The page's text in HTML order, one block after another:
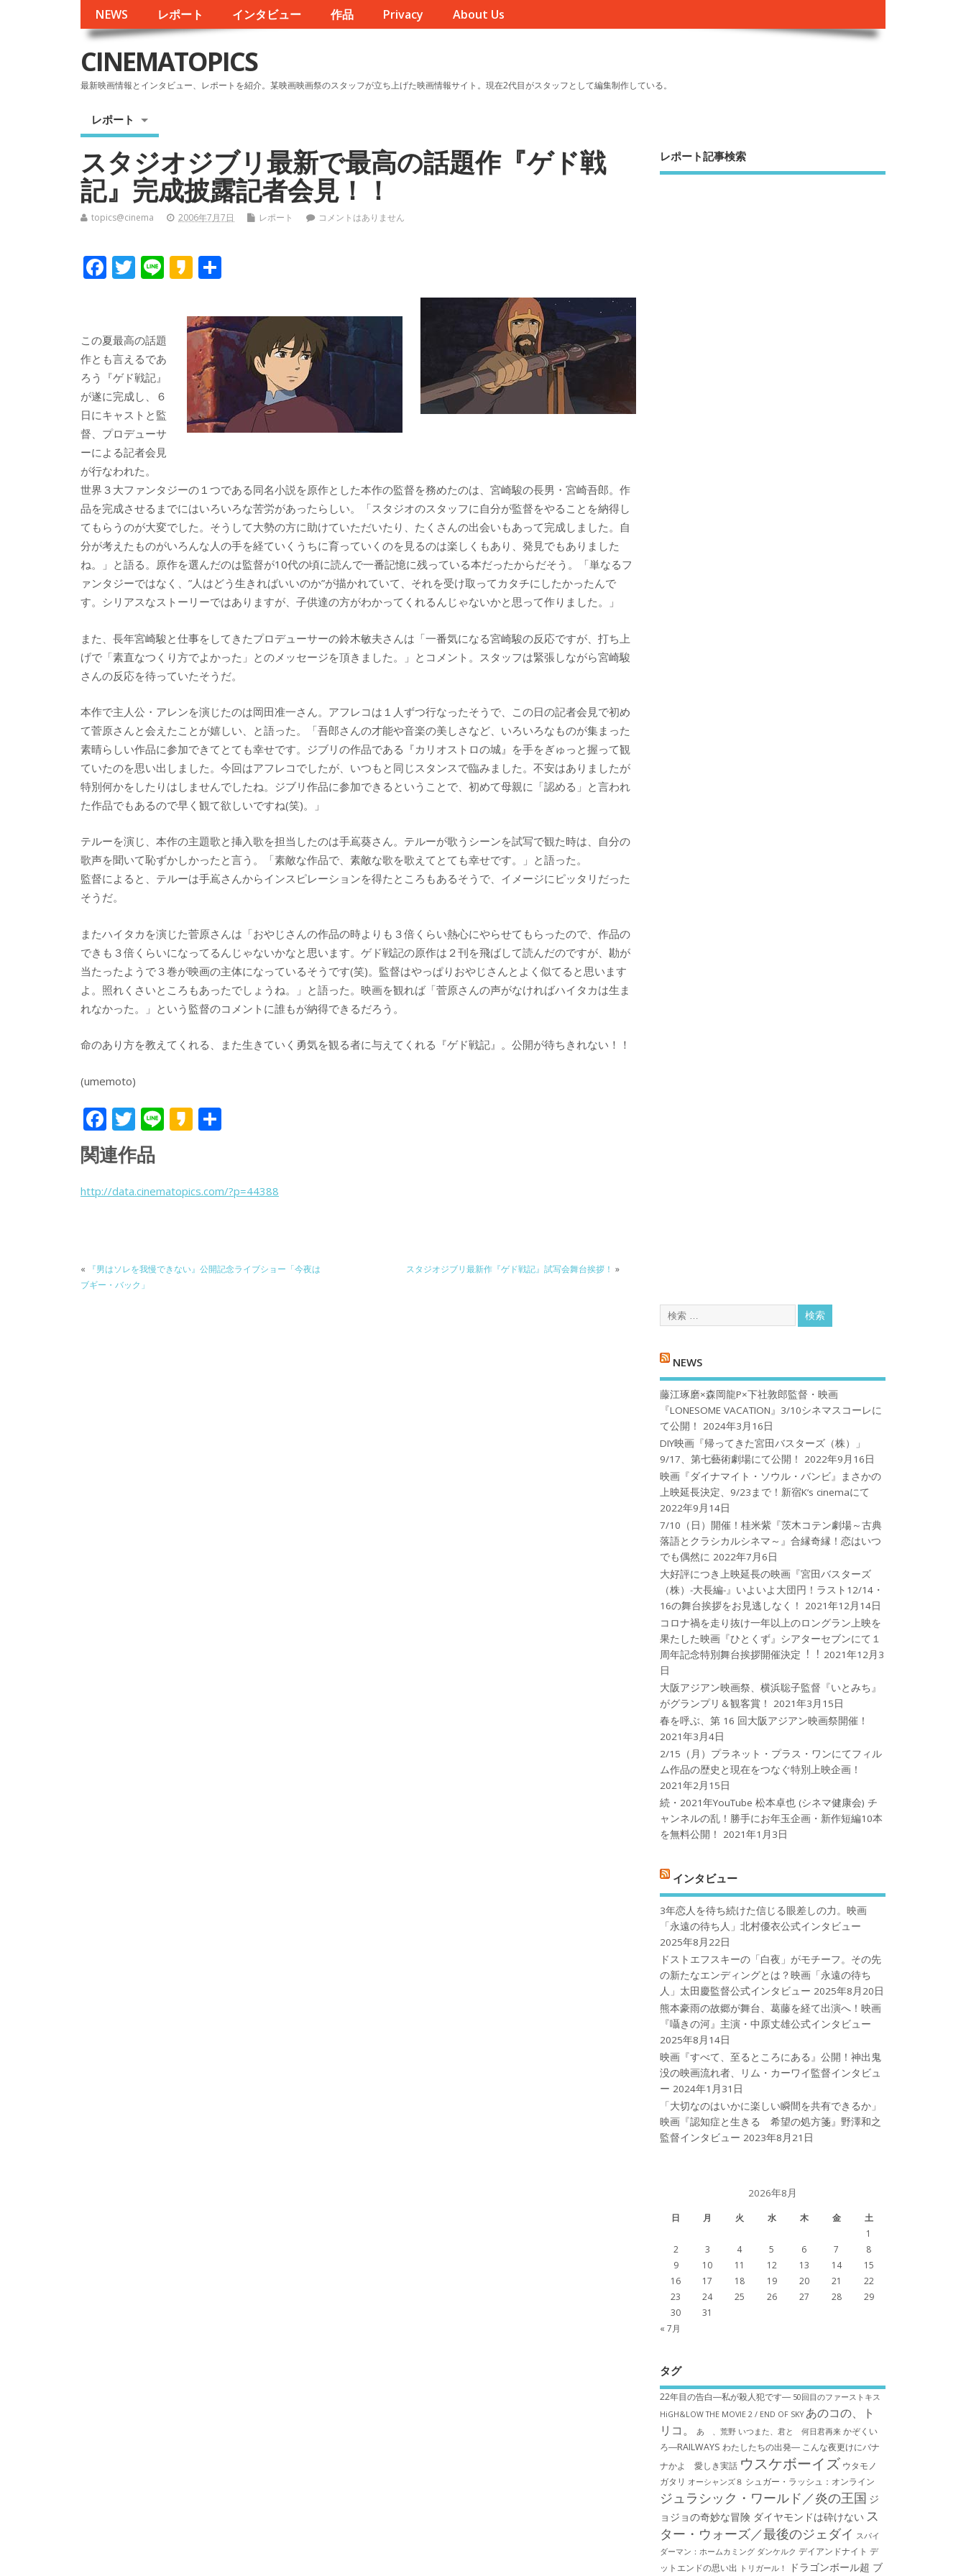
NEWS レポート インタビュー 作品 Privacy About Us
CINEMATOPICS
最新映画情報とインタビュー、レポートを紹介。某映画映画祭のスタッフが立ち上げた映画情報サイト。現在2代目がスタッフとして編集制作している。
レポート
スタジオジブリ最新で最高の話題作『ゲド戦
記』完成披露記者会見！！
topics@cinema 2006年7月7日 レポート コメントはありません
F
b
o
o
k
T
er
Li K
k
a
o
この夏最高の話題
作とも言えるであ
ろう『ゲド戦記』
が遂に完成し、６
日にキャストと監
督、プロデューサ
ーによる記者会見
が行なわれた。
世界３大ファンタジーの１つである同名小説を原作とした本作の監督を務めたのは、宮崎駿の長男・宮崎吾郎。作
品を完成させるまでにはいろいろな苦労があったらしい。「スタジオのスタッフに自分が監督をやることを納得し
てもらうのが大変でした。そうして大勢の方に助けていただいたり、たくさんの出会いもあって完成しました。自
分が考えたものがいろんな人の手を経ていくうちに育っていくのを見るのは楽しくもあり、発見でもありました
ね。」と語る。原作を選んだのは監督が10代の頃に読んで一番記憶に残っている本だったからだそう。「単なるフ
ァンタジーではなく、”人はどう生きればいいのか”が描かれていて、それを受け取ってカタチにしたかったんで
す。シリアスなストーリーではありますが、子供達の方がわかってくれるんじゃないかと思って作りました。」
また、長年宮崎駿と仕事をしてきたプロデューサーの鈴木敏夫さんは「一番気になる宮崎駿の反応ですが、打ち上
げで「素直なつくり方でよかった」とのメッセージを頂きました。」とコメント。スタッフは緊張しながら宮崎駿
さんの反応を待っていたそうだ。
本作で主人公・アレンを演じたのは岡田准一さん。アフレコは１人ずつ行なったそうで、この日の記者会見で初め
て菅原さんと会えたことが嬉しい、と語った。「吾郎さんの才能や音楽の美しさなど、いろいろなものが集まった
素晴らしい作品に参加できてとても幸せです。ジブリの作品である『カリオストロの城』を手をぎゅっと握って観
ていたのを思い出しました。今回はアフレコでしたが、いつもと同じスタンスで臨みました。不安はありましたが
特別何かをしたりはしませんでしたね。ジブリ作品に参加できるということで、初めて母親に「認める」と言われ
た作品でもあるので早く観て欲しいですね(笑)。」
テルーを演じ、本作の主題歌と挿入歌を担当したのは手嶌葵さん。テルーが歌うシーンを試写で観た時は、自分の
歌声を聞いて恥ずかしかったと言う。「素敵な作品で、素敵な歌を歌えてとても幸せです。」と語った。
監督によると、テルーは手嶌さんからインスピレーションを得たところもあるそうで、イメージにピッタリだった
そうだ。
またハイタカを演じた菅原さんは「おやじさんの作品の時よりも３倍くらい熱心にやらせてもらったので、作品の
できも３倍くらいになってるんじゃないかなと思います。ゲド戦記の原作は２刊を飛ばして読んだのですが、勘が
当たったようで３巻が映画の主体になっているそうです(笑)。監督はやっぱりおやじさんとよく似てると思います
よ。照れくさいところもあったでしょうね。」と語った。映画を観れば「菅原さんの声がなければハイタカは生ま
れなかった。」という監督のコメントに誰もが納得できるだろう。
命のあり方を教えてくれる、また生きていく勇気を観る者に与えてくれる『ゲド戦記』。公開が待ちきれない！！
(umemoto)
F
ac
e
b
T
w
itt
er
Li K
a
関連作品
http://data.cinematopics.com/?p=44388
«
『男はソレを我慢できない』公開記念ライブショー「今夜は
ブギー・バック」
スタジオジブリ最新作『ゲド戦記』試写会舞台挨拶！ »
レポート記事検索
NEWS
藤江琢磨×森岡龍P×下社敦郎監督・映画
『LONESOME VACATION』3/10シネマスコーレに
て公開！
2024年3月16日
DIY映画『帰ってきた宮田バスターズ（株）」
9/17、第七藝術劇場にて公開！
2022年9月16日
映画『ダイナマイト・ソウル・バンビ』まさかの
上映延長決定、9/23まで！新宿K’s cinemaにて
2022年9月14日
7/10（日）開催！桂米紫『茨木コテン劇場～古典
落語とクラシカルシネマ～』合縁奇縁！恋はいつ
でも偶然に 2022年7月6日
大好評につき上映延長の映画『宮田バスターズ
（株）-大長編-』いよいよ大団円！ラスト12/14・
16の舞台挨拶をお見逃しなく！
2021年12月14日
コロナ禍を⾛り抜け⼀年以上のロングラン上映を
果たした映画『ひとくず』シアターセブンにて１
周年記念特別舞台挨拶開催決定︕︕ 2021年12月3
日
大阪アジアン映画祭、横浜聡子監督『いとみち』
がグランプリ＆観客賞！
2021年3月15日
春を呼ぶ、第 16 回大阪アジアン映画祭開催！
2021年3月4日
2/15（月）プラネット・プラス・ワンにてフィル
ム作品の歴史と現在をつなぐ特別上映企画！
2021年2月15日
続・2021年YouTube 松本卓也 (シネマ健康会) チ
ャンネルの乱！勝手にお年玉企画・新作短編10本
を無料公開！
2021年1月3日
インタビュー
3年恋人を待ち続けた信じる眼差しの力。映画
「永遠の待ち人」北村優衣公式インタビュー
2025年8月22日
ドストエフスキーの「白夜」がモチーフ。その先
の新たなエンディングとは？映画「永遠の待ち
人」太田慶監督公式インタビュー 2025年8月20日
熊本豪雨の故郷が舞台、葛藤を経て出演へ！映画
『囁きの河』主演・中原丈雄公式インタビュー
2025年8月14日
映画『すべて、至るところにある』公開！神出鬼
没の映画流れ者、リム・カーワイ監督インタビュ
ー 2024年1月31日
「大切なのはいかに楽しい瞬間を共有できるか」
映画『認知症と生きる 希望の処方箋』野澤和之
監督インタビュー 2023年8月21日
2026年8月
日 月 火 水 木 金
土
1
2
3 4 5 6 7
8
9
10 11 12 13 14
15
16
17 18 19 20 21
22
23
24 25 26 27 28
29
30
31
« 7月
タグ
22年目の告白―私が殺人犯です― 50回目のファーストキス
HiGH&LOW THE MOVIE 2 / END OF SKY あのコの、ト
リコ。
あゝ、荒野 いつまた、君と 何日君再来 かぞくい
ろ―RAILWAYS わたしたちの出発― こんな夜更けにバナ
ナかよ 愛しき実話 ウスケボーイズ ウタモノ
ガタリ オーシャンズ８ シュガー・ラッシュ：オ​ンライン
ジュラシック・ワールド／炎の王国 ジ
ョジョの奇妙な冒険 ダイヤモンドは砕けない ス
ター・ウォーズ／最後のジェダイ スパイ
ダーマン：ホームカミング ダンケルク デイアンドナイト デ
ットエンドの思い出
トリガール！ ドラゴンボール超 ブ